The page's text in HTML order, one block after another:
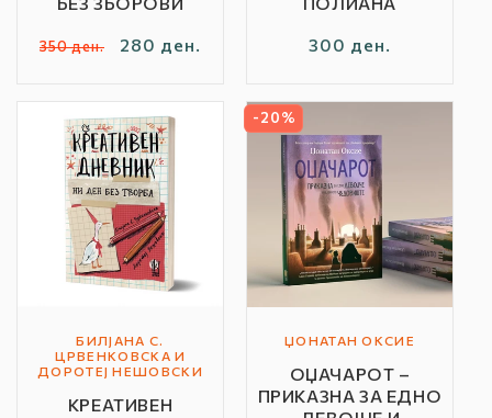
Редовна
350 ден.
Продажна
280 ден.
Редовна
300 ден.
Автор
Бренд:
БИЛЈАНА С.
ЦРВЕНКОВСКА И
ДОРОТЕЈ НЕШОВСКИ
КРЕАТИВЕН
-20%
Автор
Бренд:
ЏОНАТАН ОКСИЕ
ОЏАЧАРОТ –
ПРИКАЗНА ЗА ЕДНО